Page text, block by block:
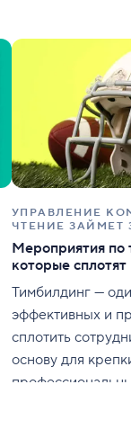
УПРАВЛЕНИЕ
ЧТЕНИЕ ЗАЙМЕТ
Мероприятия по
которые
Тимбилдинг —
эффективных и
сплотить
основу для